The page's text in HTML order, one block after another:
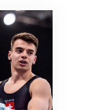
les CE de